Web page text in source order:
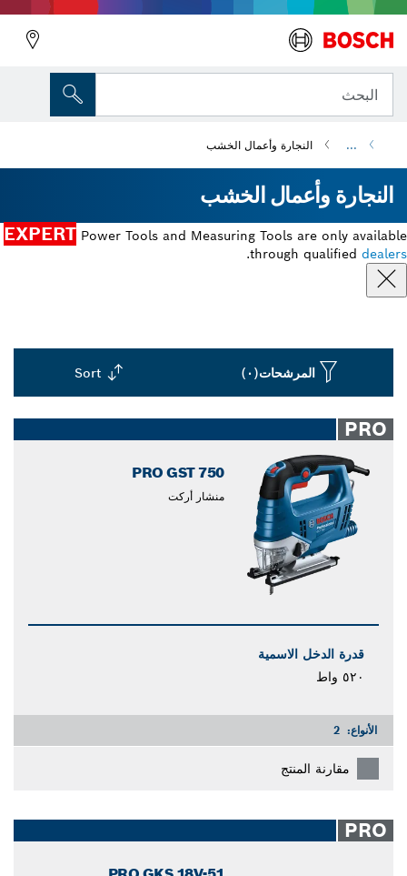
البحث
... النجارة وأعمال الخشب
النجارة وأعمال الخشب
EXPERT Power Tools and Measuring Tools are only available
through qualified dealers
.
المرشحات(٠) Sort
closed
PRO
PRO GST 750
منشار أركت
قدرة الدخل الاسمية
٥٢٠ واط
الأنواع: 2
مقارنة المنتج
PRO